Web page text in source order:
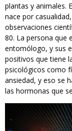
plantas y animales.
nace por
observaciones
80. La persona que
entomólogo, y sus
positivos que tiene
psicológicos como
ansiedad, y eso se
las hormonas que